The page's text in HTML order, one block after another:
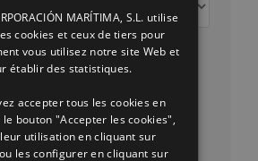
ENGLISH
FRENCH
MARÍTIMA, S.L. utilise
cookies et ceux de tiers pour
vous utilisez notre site Web et
établir des statistiques.
accepter tous les cookies en
bouton "Accepter les cookies",
utilisation en cliquant sur
les configurer en cliquant sur